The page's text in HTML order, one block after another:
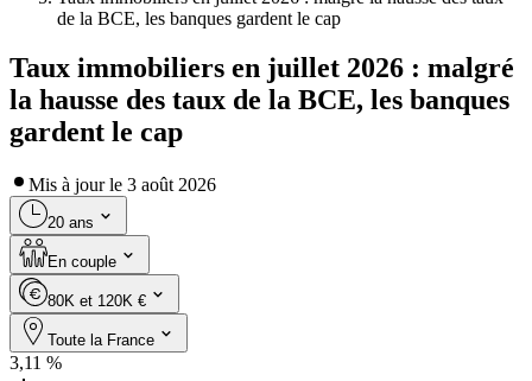
de la BCE, les banques gardent le cap
Taux immobiliers en juillet 2026 : malgré
la hausse des taux de la BCE, les banques
gardent le cap
Mis à jour le 3 août 2026
20 ans
En couple
80K et 120K €
Toute la France
3,11 %